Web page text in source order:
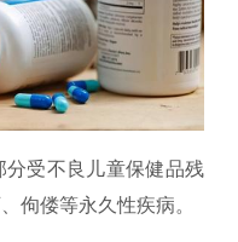
受不良儿童保健品残
佝偻等永久性疾病。